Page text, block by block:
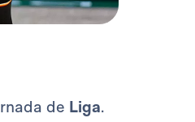
de Liga.